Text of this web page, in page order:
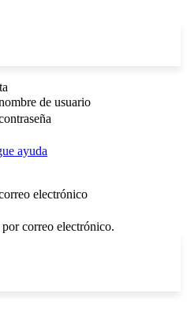
de usuario
ayuda
electrónico
correo electrónico.